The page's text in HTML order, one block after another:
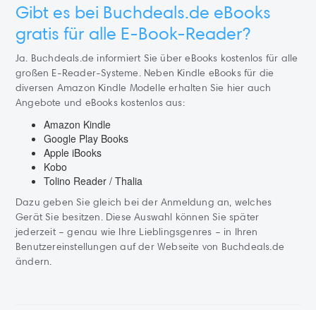
Gibt es bei Buchdeals.de eBooks
gratis für alle E-Book-Reader?
Ja. Buchdeals.de informiert Sie über eBooks kostenlos für alle
großen E-Reader-Systeme. Neben Kindle eBooks für die
diversen Amazon Kindle Modelle erhalten Sie hier auch
Angebote und eBooks kostenlos aus:
Amazon Kindle
Google Play Books
Apple iBooks
Kobo
Tolino Reader / Thalia
Dazu geben Sie gleich bei der Anmeldung an, welches
Gerät Sie besitzen. Diese Auswahl können Sie später
jederzeit – genau wie Ihre Lieblingsgenres – in Ihren
Benutzereinstellungen auf der Webseite von Buchdeals.de
ändern.